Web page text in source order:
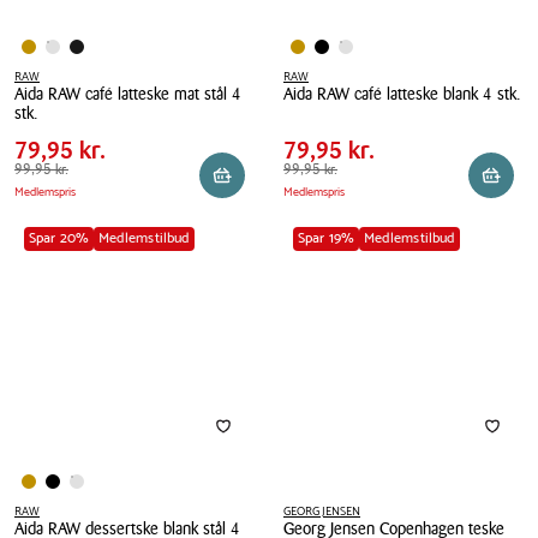
RAW
Aida RAW café latteske mat stål 4
stk.
Aida
RAW
café
latteske
mat
Pris
tabel
Pris
79,95 kr.
Spar
20,00 kr.
Førpris
79,95 kr.
99,95 kr.
Medlemspris Reservér i butik
RAW
Aida RAW café latteske blank 4 stk.
RAW
café
latteske
blank
Pris
Pris
79,95 kr.
Spar
20,00 kr.
Førpris
79,95 kr.
99,95 kr.
Medlemspris
Spar 20% Medlemstilbud
RAW
Aida RAW dessertske blank stål 4
Spar 19% Medlemstilbud
GEORG JENSEN
Georg Jensen Copenhagen teske